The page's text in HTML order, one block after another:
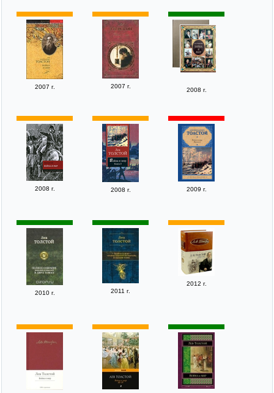
2007 г. 2007 г.
2008 г.
2008 г. 2008 г. 2009 г.
2010 г. 2011 г.
2012 г.